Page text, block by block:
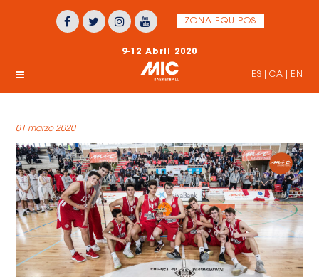
ZONA EQUIPOS
9-12 Abril 2020
ES CA EN
01 marzo 2020